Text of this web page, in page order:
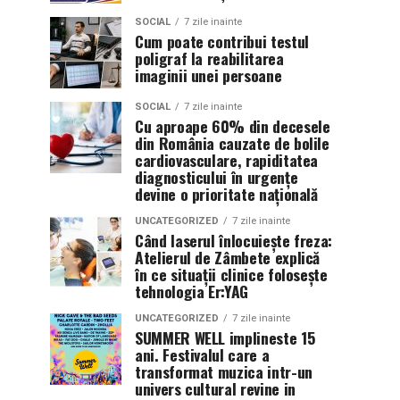
SOCIAL 7 zile inainte
Cum poate contribui testul
poligraf la reabilitarea
imaginii unei persoane
SOCIAL 7 zile inainte
Cu aproape 60% din decesele
din România cauzate de bolile
cardiovasculare, rapiditatea
diagnosticului în urgențe
devine o prioritate națională
UNCATEGORIZED 7 zile inainte
Când laserul înlocuiește freza:
Atelierul de Zâmbete explică
în ce situații clinice folosește
tehnologia Er:YAG
UNCATEGORIZED 7 zile inainte
SUMMER WELL implineste 15
ani. Festivalul care a
transformat muzica intr-un
univers cultural revine in